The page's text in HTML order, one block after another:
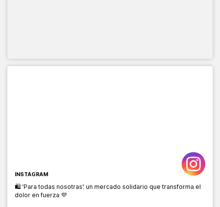
INSTAGRAM
🛍️ ‘Para todas nosotras’: un mercado solidario que transforma el
dolor en fuerza 💜